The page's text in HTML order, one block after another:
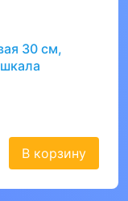
30 см,
В корзину